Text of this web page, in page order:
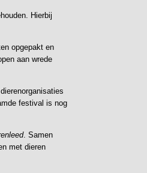
Hierbij
opgepakt en
aan wrede
festival is nog
. Samen
met dieren